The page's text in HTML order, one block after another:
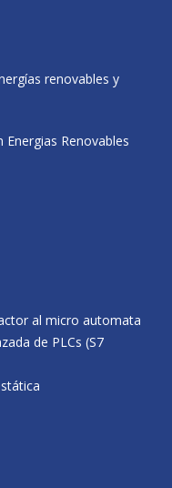
renovables y
Renovables
al micro automata
de PLCs (S7